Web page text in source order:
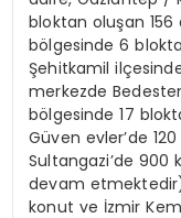
bloktan oluşan
bölgesinde 6
Şehitkamil
merkezde
bölgesinde 17
Güven evler’de
Sultangazi’de 900
devam
konut ve İzmir